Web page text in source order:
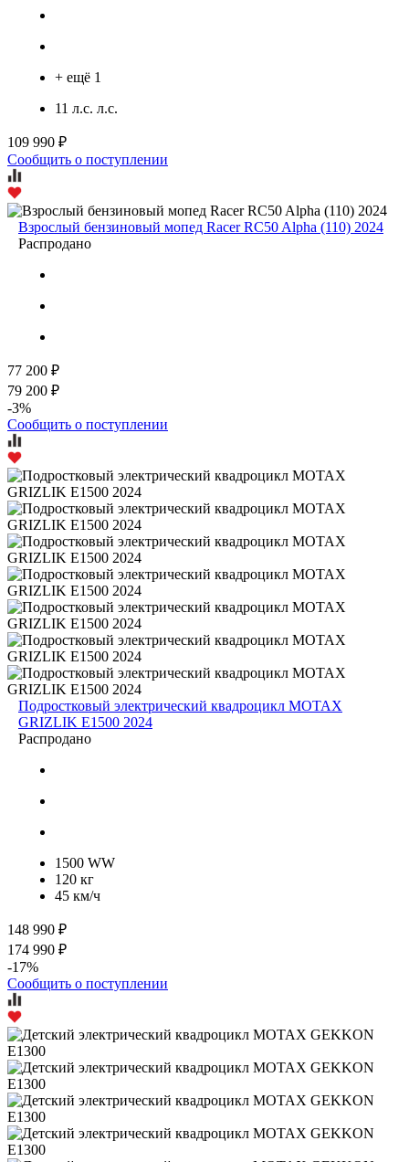
+ ещё 1
11 л.с. л.с.
109 990 ₽
Сообщить о поступлении
Взрослый бензиновый мопед Racer RC50 Alpha (110) 2024
Распродано
77 200 ₽
79 200 ₽
-3%
Сообщить о поступлении
Подростковый электрический квадроцикл MOTAX
GRIZLIK E1500 2024
Распродано
1500 WW
120 кг
45 км/ч
148 990 ₽
174 990 ₽
-17%
Сообщить о поступлении